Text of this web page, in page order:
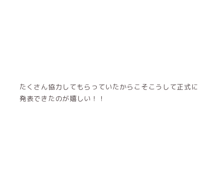
たくさん協力してもらっていたからこそこうして正式に
発表できたのが嬉しい！！